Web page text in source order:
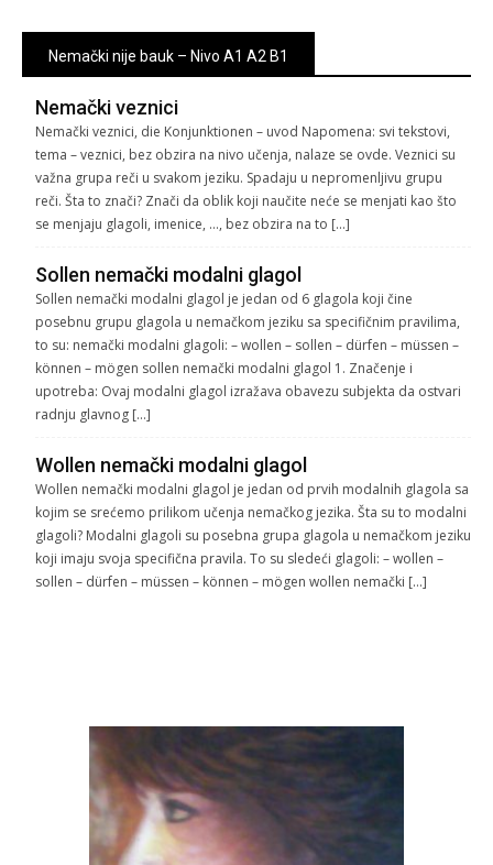
Nemački nije bauk – Nivo A1 A2 B1
Nemački veznici
Nemački veznici, die Konjunktionen – uvod Napomena: svi tekstovi,
tema – veznici, bez obzira na nivo učenja, nalaze se ovde. Veznici su
važna grupa reči u svakom jeziku. Spadaju u nepromenljivu grupu
reči. Šta to znači? Znači da oblik koji naučite neće se menjati kao što
se menjaju glagoli, imenice, …, bez obzira na to […]
Sollen nemački modalni glagol
Sollen nemački modalni glagol je jedan od 6 glagola koji čine
posebnu grupu glagola u nemačkom jeziku sa specifičnim pravilima,
to su: nemački modalni glagoli: – wollen – sollen – dürfen – müssen –
können – mögen sollen nemački modalni glagol 1. Značenje i
upotreba: Ovaj modalni glagol izražava obavezu subjekta da ostvari
radnju glavnog […]
Wollen nemački modalni glagol
Wollen nemački modalni glagol je jedan od prvih modalnih glagola sa
kojim se srećemo prilikom učenja nemačkog jezika. Šta su to modalni
glagoli? Modalni glagoli su posebna grupa glagola u nemačkom jeziku
koji imaju svoja specifična pravila. To su sledeći glagoli: – wollen –
sollen – dürfen – müssen – können – mögen wollen nemački […]